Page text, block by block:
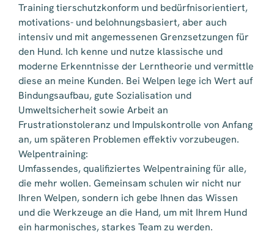
Training tierschutzkonform und bedürfnisorientiert,
motivations- und belohnungsbasiert, aber auch
intensiv und mit angemessenen Grenzsetzungen für
den Hund. Ich kenne und nutze klassische und
moderne Erkenntnisse der Lerntheorie und vermittle
diese an meine Kunden. Bei Welpen lege ich Wert auf
Bindungsaufbau, gute Sozialisation und
Umweltsicherheit sowie Arbeit an
Frustrationstoleranz und Impulskontrolle von Anfang
an, um späteren Problemen effektiv vorzubeugen.
Welpentraining:
Umfassendes, qualifiziertes Welpentraining für alle,
die mehr wollen. Gemeinsam schulen wir nicht nur
Ihren Welpen, sondern ich gebe Ihnen das Wissen
und die Werkzeuge an die Hand, um mit Ihrem Hund
ein harmonisches, starkes Team zu werden.